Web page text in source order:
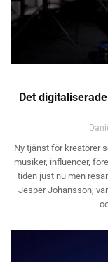
Det
Ny tjänst för kreatörer
musiker, influencer,
tiden just nu men
Jesper Johansson,